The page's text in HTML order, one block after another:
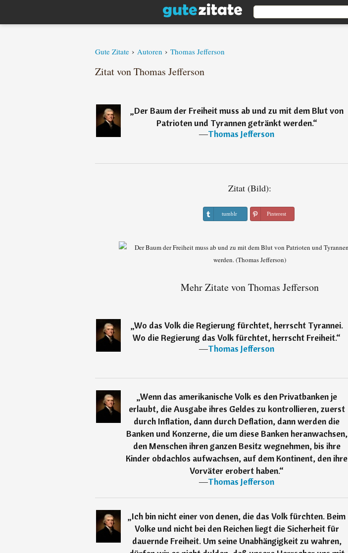
Gute Zitate › Autoren › Thomas Jefferson
Zitat von Thomas Jefferson
„Der Baum der Freiheit muss ab und zu mit dem Blut von
Patrioten und Tyrannen getränkt werden.“
―Thomas Jefferson
Zitat (Bild):
tumblr Pinterest
Mehr Zitate von Thomas Jefferson
„Wo das Volk die Regierung fürchtet, herrscht Tyrannei.
Wo die Regierung das Volk fürchtet, herrscht Freiheit.“
―Thomas Jefferson
„Wenn das amerikanische Volk es den Privatbanken je
erlaubt, die Ausgabe ihres Geldes zu kontrollieren, zuerst
durch Inflation, dann durch Deflation, dann werden die
Banken und Konzerne, die um diese Banken heranwachsen,
den Menschen ihren ganzen Besitz wegnehmen, bis ihre
Kinder obdachlos aufwachsen, auf dem Kontinent, den ihre
Vorväter erobert haben.“
―Thomas Jefferson
„Ich bin nicht einer von denen, die das Volk fürchten. Beim
Volke und nicht bei den Reichen liegt die Sicherheit für
dauernde Freiheit. Um seine Unabhängigkeit zu wahren,